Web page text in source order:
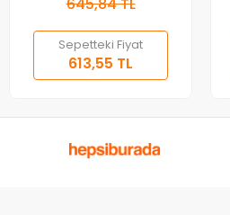
Sepetteki Fiyat
613,55 TL